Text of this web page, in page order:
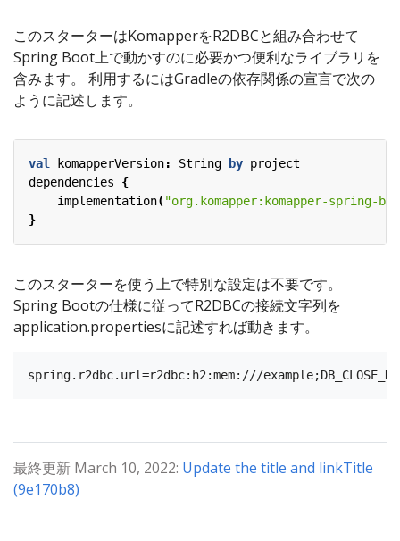
このスターターはKomapperをR2DBCと組み合わせて
Spring Boot上で動かすのに必要かつ便利なライブラリを
含みます。 利用するにはGradleの依存関係の宣言で次の
ように記述します。
val komapperVersion: String by project
dependencies
{
implementation("org.komapper:komapper-spring-
}
このスターターを使う上で特別な設定は不要です。
Spring Bootの仕様に従ってR2DBCの接続文字列を
application.propertiesに記述すれば動きます。
最終更新 March 10, 2022: Update the title and linkTitle
(9e170b8)